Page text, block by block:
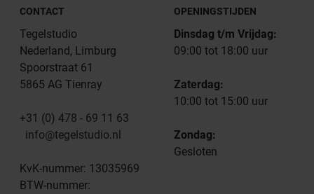
CONTACT
Tegelstudio
Nederland, Limburg
Spoorstraat 61
5865 AG Tienray
+31 (0) 478 - 69 11 63
info@tegelstudio.nl
KvK-nummer: 13035969
BTW-nummer:
OPENINGSTIJDEN
Dinsdag t/m Vrijdag:
09:00 tot 18:00 uur
Zaterdag:
10:00 tot 15:00 uur
Zondag:
Gesloten